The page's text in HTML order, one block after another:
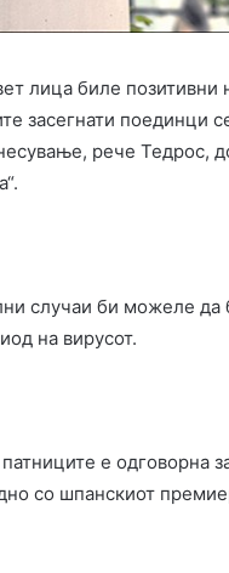
лица биле
засегнати поединци
рече Тедрос,
случаи би можеле
на вирусот.
е одговорна
со шпанскиот